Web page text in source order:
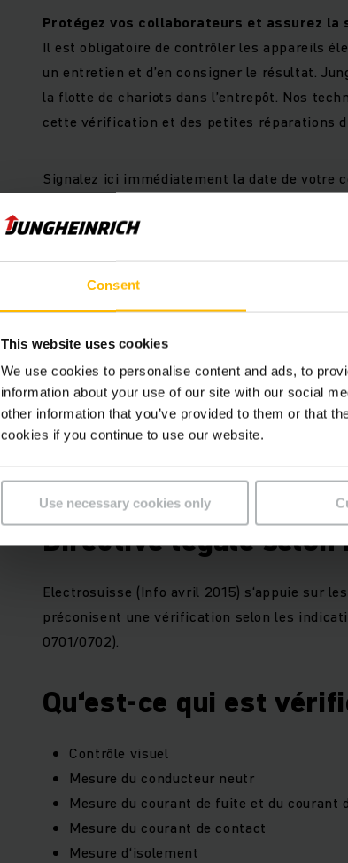
Consent
This website uses cookies
We use cookies to personalise content and ads, to
information about your use of our site with our social
other information that you’ve provided to them or that
cookies if you continue to use our website.
Use necessary cookies only
Protégez vos collaborateurs et assurez
Il est obligatoire de contrôler les appareils
un entretien et d’en consigner le résultat.
la flotte de chariots dans l’entrepôt. Nos
cette vérification et des petites réparations
Signalez ici immédiatement la date de votre
Directive légale selon
Electrosuisse (Info avril 2015) s‘appuie sur
préconisent une vérification selon les
0701/0702).
Qu‘est-ce qui est
Contrôle visuel
Mesure du conducteur neutr
Mesure du courant de fuite et du courant
Mesure du courant de contact
Mesure d‘isolement